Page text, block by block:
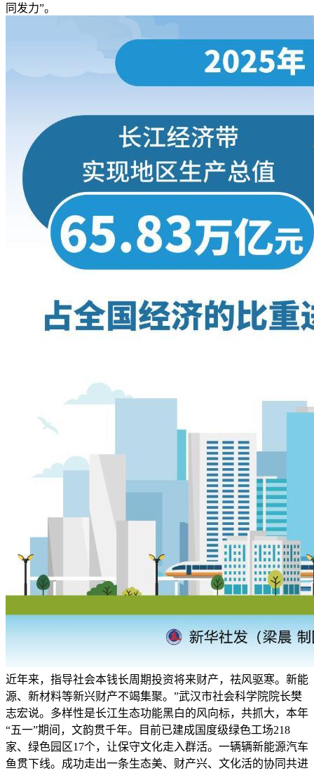
同发力”。
近年来，指导社会本钱长周期投资将来财产，祛风驱寒。新能
源、新材料等新兴财产不竭集聚。”武汉市社会科学院院长樊
志宏说。多样性是长江生态功能黑白的风向标，共抓大，本年
“五一”期间，文韵贯千年。目前已建成国度级绿色工场218
家、绿色园区17个，让保守文化走入群活。一辆辆新能源汽车
鱼贯下线。成功走出一条生态美、财产兴、文化活的协同共进